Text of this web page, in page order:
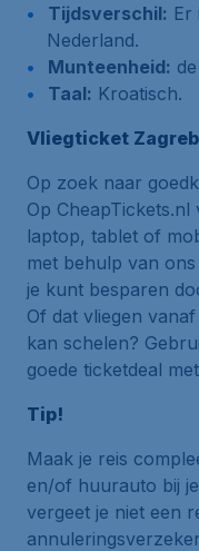
Tijdsverschil: Er
Nederland.
Munteenheid:
Taal: Kroatisch.
Vliegticket Zagreb
Op zoek naar
Op
laptop, tablet of
met behulp van
je kunt besparen
Of dat vliegen
kan schelen?
goede ticketdeal
Tip!
Maak je reis
en/of huurauto bij
vergeet je niet een